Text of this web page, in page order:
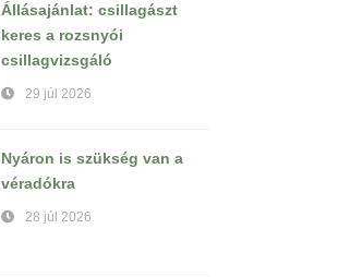
Állásajánlat: csillagászt
keres a rozsnyói
csillagvizsgáló
29 júl 2026
Nyáron is szükség van a
véradókra
28 júl 2026